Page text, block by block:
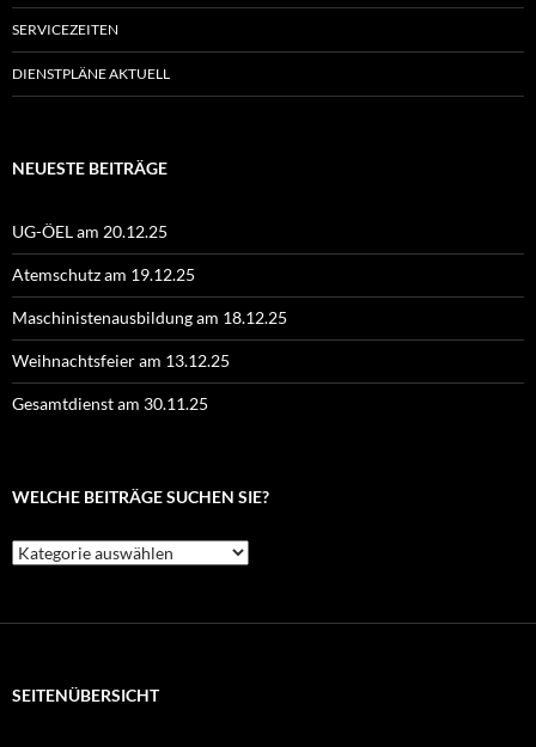
SERVICEZEITEN
DIENSTPLÄNE AKTUELL
NEUESTE BEITRÄGE
UG-ÖEL am 20.12.25
Atemschutz am 19.12.25
Maschinistenausbildung am 18.12.25
Weihnachtsfeier am 13.12.25
Gesamtdienst am 30.11.25
WELCHE BEITRÄGE SUCHEN SIE?
Welche
Beiträge
SEITENÜBERSICHT